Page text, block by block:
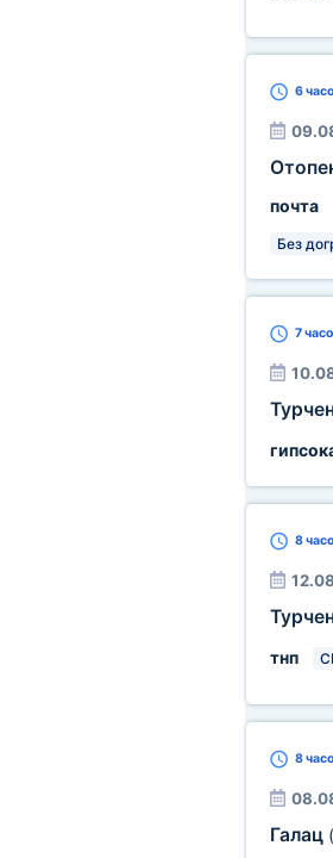
6
почта
Без
7
8
тнп
8
Галац